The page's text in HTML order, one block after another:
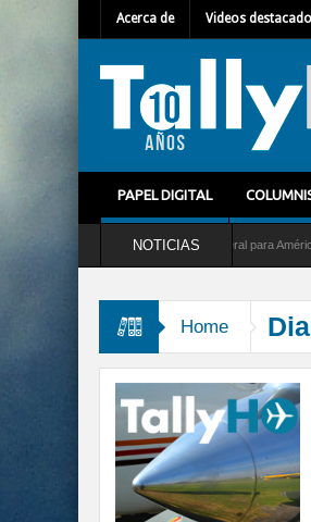
Acerca de Videos
PAPEL DIGITAL
NOTICIAS
Mallet como nuevo Director General para América Latina
Home